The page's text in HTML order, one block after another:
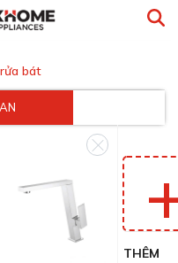
bát
THÊM